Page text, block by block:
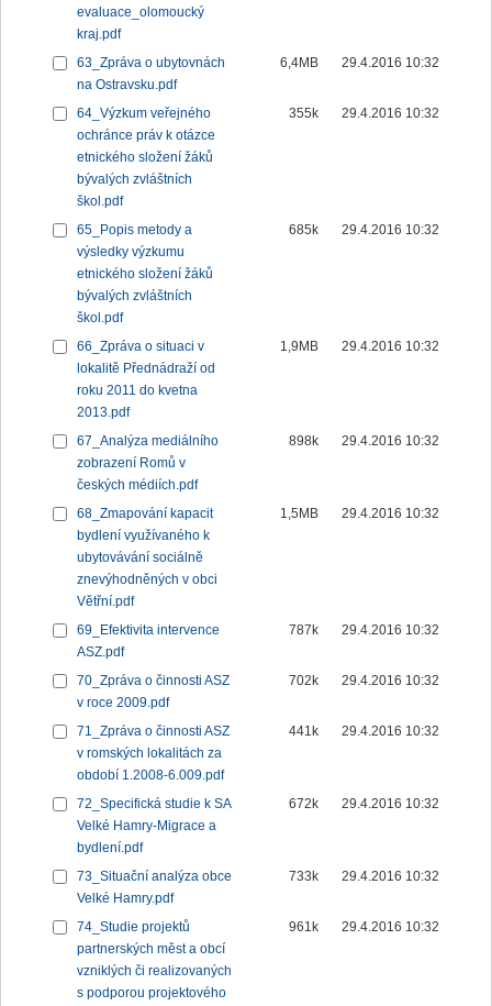
evaluace_olomoucký
kraj.pdf
63_Zpráva o ubytovnách
na Ostravsku.pdf
6,4MB 29.4.2016 10:32
64_Výzkum veřejného
ochránce práv k otázce
etnického složení žáků
bývalých zvláštních
škol.pdf
355k 29.4.2016 10:32
65_Popis metody a
výsledky výzkumu
etnického složení žáků
bývalých zvláštních
škol.pdf
685k 29.4.2016 10:32
66_Zpráva o situaci v
lokalitě Přednádraží od
roku 2011 do kvetna
2013.pdf
1,9MB 29.4.2016 10:32
67_Analýza mediálního
zobrazení Romů v
českých médiích.pdf
898k 29.4.2016 10:32
68_Zmapování kapacit
bydlení využívaného k
ubytovávání sociálně
znevýhodněných v obci
Větřní.pdf
1,5MB 29.4.2016 10:32
69_Efektivita intervence
ASZ.pdf
787k 29.4.2016 10:32
70_Zpráva o činnosti ASZ
v roce 2009.pdf
702k 29.4.2016 10:32
71_Zpráva o činnosti ASZ
v romských lokalitách za
období 1.2008-6.009.pdf
441k 29.4.2016 10:32
72_Specifická studie k SA
Velké Hamry-Migrace a
bydlení.pdf
672k 29.4.2016 10:32
73_Situační analýza obce
Velké Hamry.pdf
733k 29.4.2016 10:32
74_Studie projektů
partnerských měst a obcí
vzniklých či realizovaných
s podporou projektového
961k 29.4.2016 10:32